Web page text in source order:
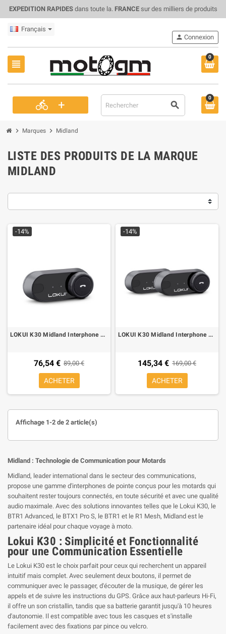
EXPEDITION RAPIDESdans toute la. FRANCEsur des milliers de produits
Français
view_headline
0
directions_bike + search
person Connexion
0
chevron_right Marques chevron_right Midland
LISTE DES PRODUITS DE LA MARQUE
MIDLAND
-14%
LOKUI K30 Midland Interphone Moto Bluetooth single
76,54 € 89,00 €
ACHETER
-14%
LOKUI K30 Midland Interphone Moto Bluetooth paire
145,34 € 169,00 €
ACHETER
Affichage 1-2 de 2 article(s)
Midland : Technologie de Communication pour Motards
Midland, leader international dans le secteur des communications,
propose une gamme d'interphones de pointe conçus pour les motards qui
souhaitent rester toujours connectés, en toute sécurité et avec une qualité
audio maximale. Avec des solutions innovantes telles que le Lokui K30, le
BTR1 Advanced, le BTX1 Pro S, le BTR1 et le R1 Mesh, Midland est le
partenaire idéal pour chaque voyage à moto.
Lokui K30 : Simplicité et Fonctionnalité
pour une Communication Essentielle
Le Lokui K30 est le choix parfait pour ceux qui recherchent un appareil
intuitif mais complet. Avec seulement deux boutons, il permet de
communiquer avec le passager, d'écouter de la musique, de gérer les
appels et de suivre les instructions du GPS. Grâce aux haut-parleurs Hi-Fi,
il offre un son cristallin, tandis que sa batterie garantit jusqu'à 10 heures
d'autonomie. Il est compatible avec tous les casques et s'installe
facilement avec des fixations par pince ou velcro.